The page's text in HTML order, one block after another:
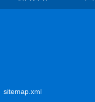
sitemap.xml